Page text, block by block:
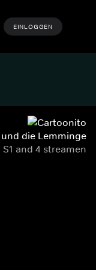
EINLOGGEN
und die Lemminge
S1 and 4 streamen